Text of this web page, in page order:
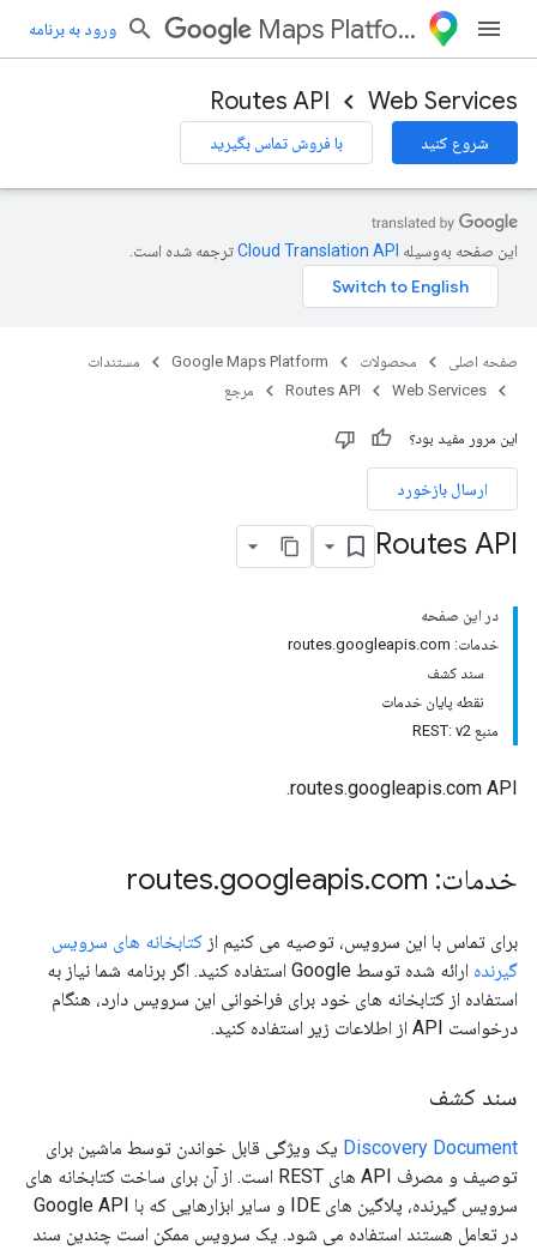
Maps Platform ورود به برنامه
Web Services
Routes API
شروع کنید با فروش تماس بگیرید
این صفحه به‌وسیله ترجمه شده است.
صفحه اصلی محصولات Google Maps Platform
مستندات
Web Services
Routes API مرجع
این مرور مفید بود؟
ارسال بازخورد
Routes API
در این صفحه
خدمات: routes.googleapis.com
سند کشف
نقطه پایان خدمات
منبع REST: v2
routes.googleapis.com API.
خدمات: routes .googleapis.com
برای تماس با این سرویس، توصیه می کنیم از کتابخانه های سرویس
گیرنده
ارائه شده توسط Google استفاده کنید. اگر برنامه شما نیاز به
استفاده از کتابخانه های خود برای فراخوانی این سرویس دارد، هنگام
درخواست API از اطلاعات زیر استفاده کنید.
سند کشف
Discovery Document یک ویژگی قابل خواندن توسط ماشین برای
توصیف و مصرف API های REST است. از آن برای ساخت کتابخانه های
سرویس گیرنده، پلاگین های IDE و سایر ابزارهایی که با Google API
در تعامل هستند استفاده می شود. یک سرویس ممکن است چندین سند